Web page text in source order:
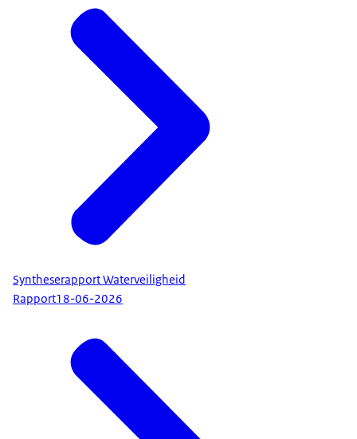
Syntheserapport Waterveiligheid
Rapport18-06-2026